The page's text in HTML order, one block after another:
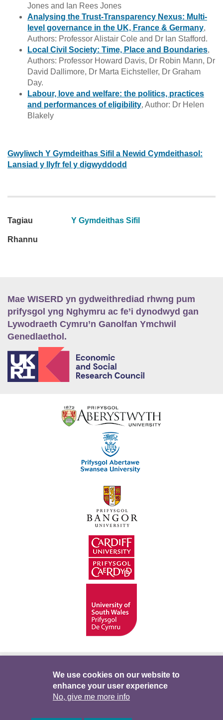
Jones and Ian Rees Jones
Analysing the Trust-Transparency Nexus: Multi-
level governance in the UK, France & Germany,
Authors: Professor Alistair Cole and Dr Ian Stafford.
Local Civil Society: Time, Place and Boundaries,
Authors: Professor Howard Davis, Dr Robin Mann, Dr
David Dallimore, Dr Marta Eichsteller, Dr Graham
Day.
Labour, love and welfare: the politics, practices
and performances of eligibility, Author: Dr Helen
Blakely
Gwyliwch Y Gymdeithas Sifil a Newid Cymdeithasol:
Lansiad y llyfr fel y digwyddodd
Tagiau Y Gymdeithas Sifil
Rhannu
Mae WISERD yn gydweithrediad rhwng pum
prifysgol yng Nghymru ac fe’i dynodwyd gan
Lywodraeth Cymru’n Ganolfan Ymchwil
Genedlaethol.
Polisïau i Gefnogi’r
Telerau ac Amodau
We use cookies on our website to
enhance your user experience
No, give me more info